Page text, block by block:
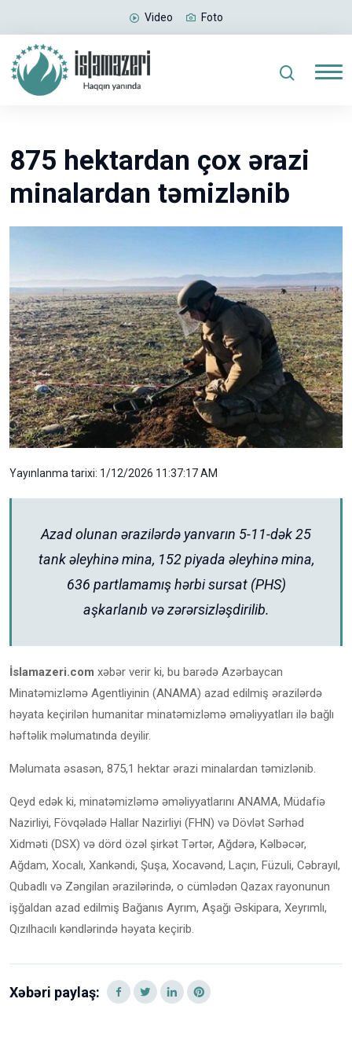
Video Foto
875 hektardan çox ərazi
minalardan təmizlənib
Yayınlanma tarixi: 1/12/2026 11:37:17 AM
Azad olunan ərazilərdə yanvarın 5-11-dək 25
tank əleyhinə mina, 152 piyada əleyhinə mina,
636 partlamamış hərbi sursat (PHS)
aşkarlanıb və zərərsizləşdirilib.
İslamazeri.com xəbər verir ki, bu barədə Azərbaycan
Minatəmizləmə Agentliyinin (ANAMA) azad edilmiş ərazilərdə
həyata keçirilən humanitar minatəmizləmə əməliyyatları ilə bağlı
həftəlik məlumatında deyilir.
Məlumata əsasən, 875,1 hektar ərazi minalardan təmizlənib.
Qeyd edək ki, minatəmizləmə əməliyyatlarını ANAMA, Müdafiə
Nazirliyi, Fövqəladə Hallar Nazirliyi (FHN) və Dövlət Sərhəd
Xidməti (DSX) və dörd özəl şirkət Tərtər, Ağdərə, Kəlbəcər,
Ağdam, Xocalı, Xankəndi, Şuşa, Xocavənd, Laçın, Füzuli, Cəbrayıl,
Qubadlı və Zəngilan ərazilərində, o cümlədən Qazax rayonunun
işğaldan azad edilmiş Bağanıs Ayrım, Aşağı Əskipara, Xeyrımlı,
Qızılhacılı kəndlərində həyata keçirib.
Xəbəri paylaş: